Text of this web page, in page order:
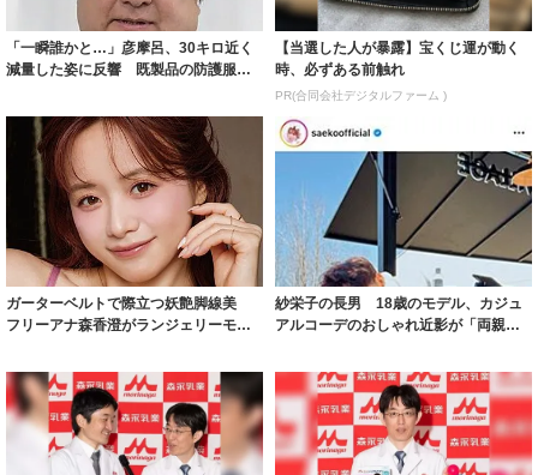
「一瞬誰かと…」彦摩呂、30キロ近く
減量した姿に反響 既製品の防護服が
【当選した人が暴露】宝くじ運が動く
時、必ずある前触れ
PR(合同会社デジタルファーム )
ガーターベルトで際立つ妖艶脚線美
フリーアナ森香澄がランジェリーモデ
紗栄子の長男 18歳のモデル、カジュ
アルコーデのおしゃれ近影が「両親の